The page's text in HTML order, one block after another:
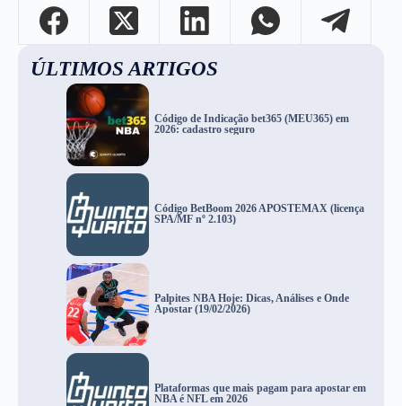
ÚLTIMOS ARTIGOS
Código de Indicação bet365 (MEU365) em
2026: cadastro seguro
Código BetBoom 2026 APOSTEMAX (licença
SPA/MF nº 2.103)
Palpites NBA Hoje: Dicas, Análises e Onde
Apostar (19/02/2026)
Plataformas que mais pagam para apostar em
NBA é NFL em 2026